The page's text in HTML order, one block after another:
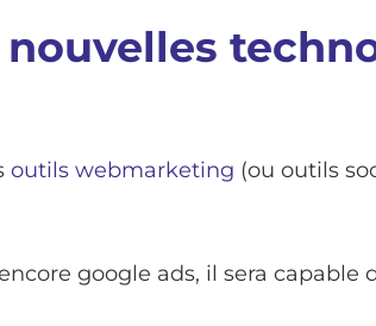
nouvelles
outils webmarketing (ou outils
google ads, il sera